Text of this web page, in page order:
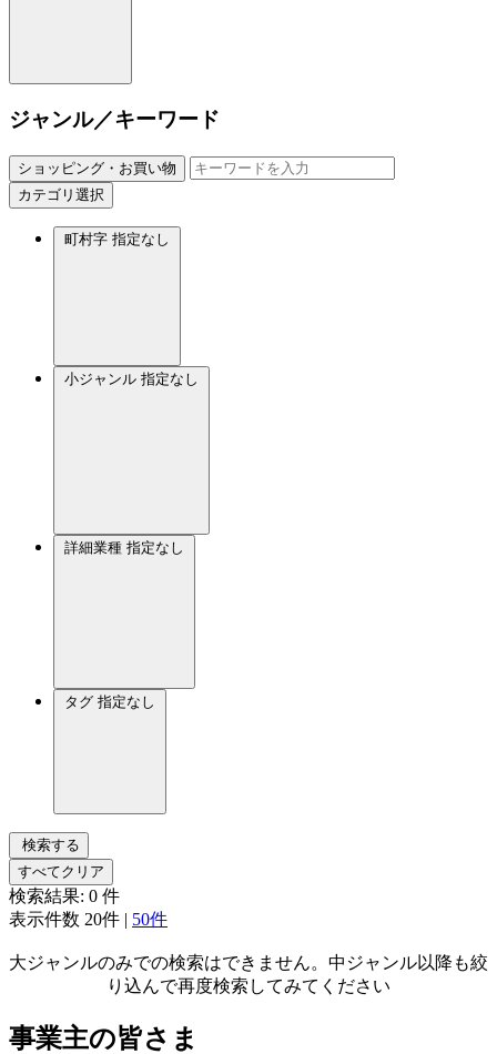
ジャンル／キーワード
ショッピング・お買い物
カテゴリ選択
町村字 指定なし
小ジャンル 指定なし
詳細業種 指定なし
タグ 指定なし
検索する
すべてクリア
検索結果: 0 件
表示件数 20件 | 50件
大ジャンルのみでの検索はできません。中ジャンル以降も絞
り込んで再度検索してみてください
事業主の皆さま